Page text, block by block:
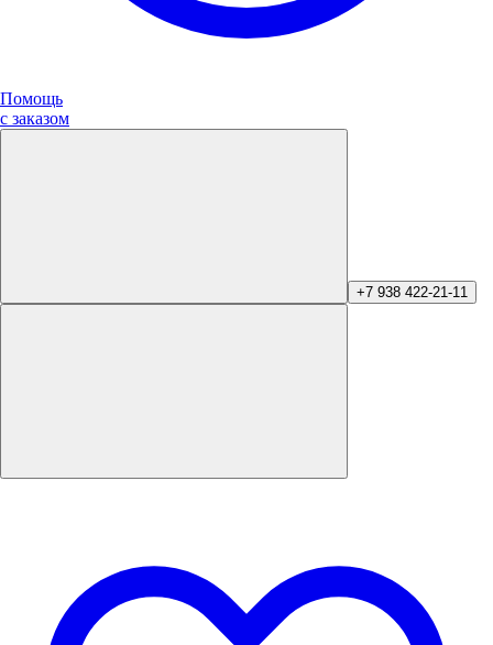
Помощь
с заказом
+7 938 422-21-11